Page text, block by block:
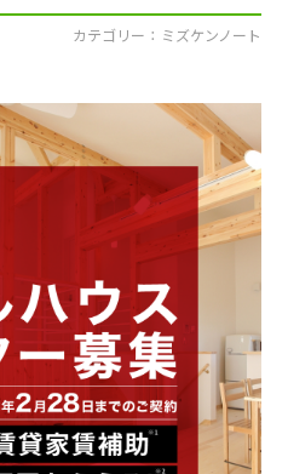
カテゴリー ： ミズケンノート